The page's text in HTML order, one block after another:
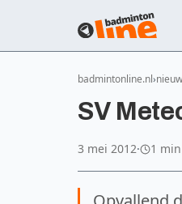
badmintonline.nl
SV
3 mei 2012· 1